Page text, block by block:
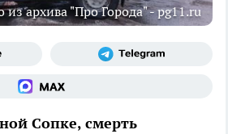
из архива "Про Города" - pg11.ru
Сопке, смерть